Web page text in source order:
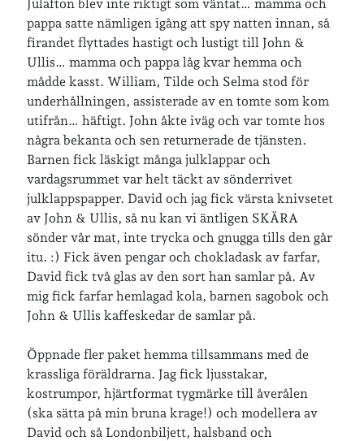
Arkiv
Arkiv
Just nu läser jag
Jag bokförmin läsning på Goodreads.
Julafton blev inte riktigt som väntat… mamma och
pappa satte nämligen igång att spy natten innan, så
firandet flyttades hastigt och lustigt till John &
Ullis… mamma och pappa låg kvar hemma och
mådde kasst. William, Tilde och Selma stod för
underhållningen, assisterade av en tomte som kom
utifrån… häftigt. John åkte iväg och var tomte hos
några bekanta och sen returnerade de tjänsten.
Barnen fick läskigt många julklappar och
vardagsrummet var helt täckt av sönderrivet
julklappspapper. David och jag fick värsta knivsetet
av John & Ullis, så nu kan vi äntligen SKÄRA
sönder vår mat, inte trycka och gnugga tills den går
itu. :) Fick även pengar och chokladask av farfar,
David fick två glas av den sort han samlar på. Av
mig fick farfar hemlagad kola, barnen sagobok och
John & Ullis kaffeskedar de samlar på.
Öppnade fler paket hemma tillsammans med de
krassliga föräldrarna. Jag fick ljusstakar,
kostrumpor, hjärtformat tygmärke till åverålen
(ska sätta på min bruna krage!) och modellera av
David och så Londonbiljett, halsband och